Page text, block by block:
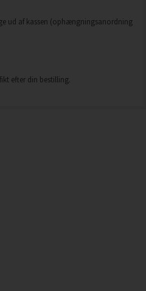
ud af kassen (ophængningsanordning
efter din bestilling.